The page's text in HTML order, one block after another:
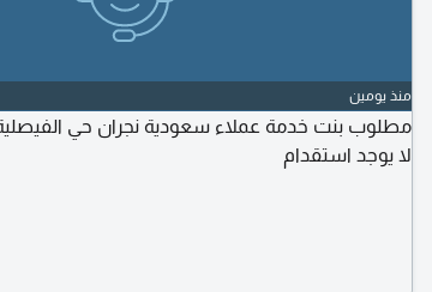
منذ يومين
لا يوجد استقدام